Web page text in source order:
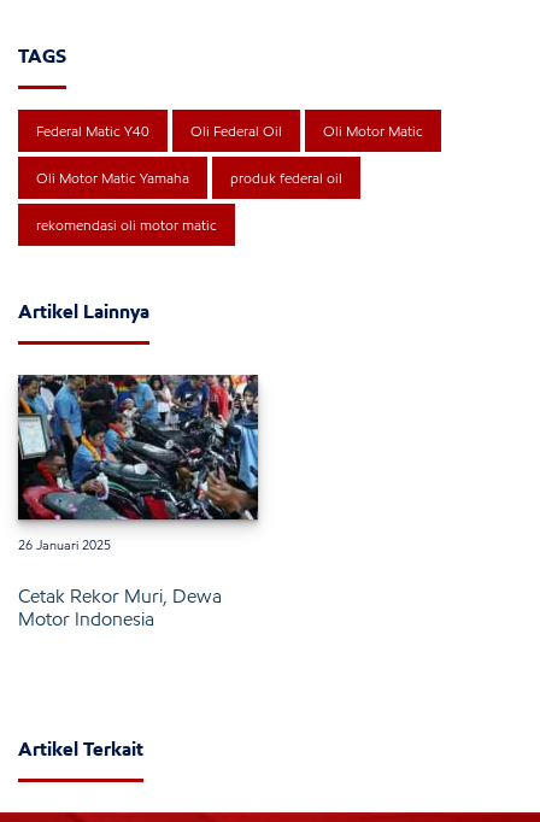
TAGS
Federal Matic Y40 Oli Federal Oil Oli Motor Matic
Oli Motor Matic Yamaha produk federal oil
rekomendasi oli motor matic
Artikel Lainnya
26 Januari 2025
Cetak Rekor Muri, Dewa
Motor Indonesia
Artikel Terkait